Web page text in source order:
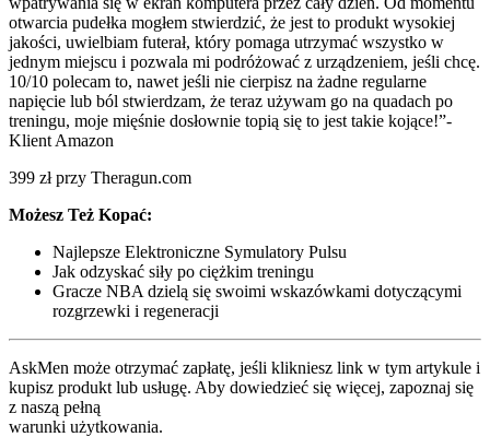
otwarcia pudełka mogłem stwierdzić, że jest to produkt wysokiej
jakości, uwielbiam futerał, który pomaga utrzymać wszystko w
jednym miejscu i pozwala mi podróżować z urządzeniem, jeśli chcę.
10/10 polecam to, nawet jeśli nie cierpisz na żadne regularne
napięcie lub ból stwierdzam, że teraz używam go na quadach po
treningu, moje mięśnie dosłownie topią się to jest takie kojące!”-
Klient Amazon
399 zł przy Theragun.com
Możesz Też Kopać:
Najlepsze Elektroniczne Symulatory Pulsu
Jak odzyskać siły po ciężkim treningu
Gracze NBA dzielą się swoimi wskazówkami dotyczącymi
rozgrzewki i regeneracji
AskMen może otrzymać zapłatę, jeśli klikniesz link w tym artykule i
kupisz produkt lub usługę. Aby dowiedzieć się więcej, zapoznaj się
z naszą pełną
warunki użytkowania.